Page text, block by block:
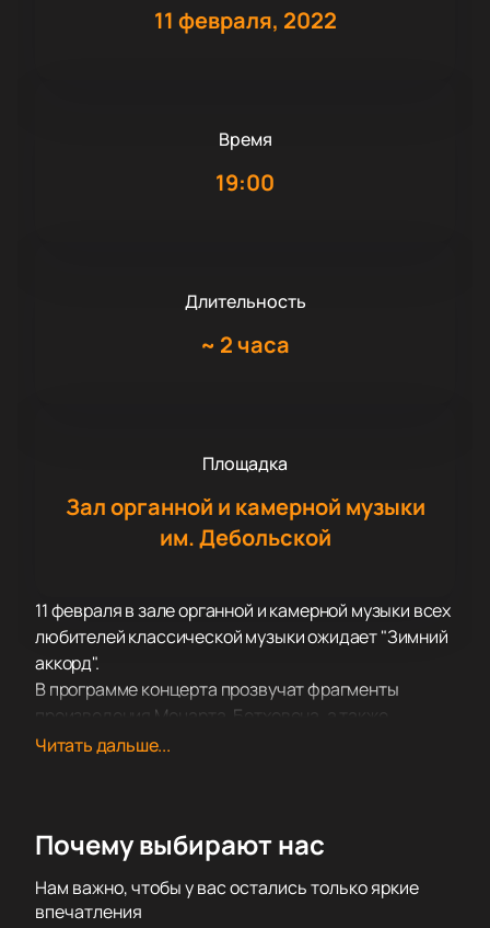
11 февраля, 2022
Время
19:00
Длительность
~ 2 часа
Площадка
Зал органной и камерной музыки
им. Дебольской
11 февраля в зале органной и камерной музыки всех
любителей классической музыки ожидает "Зимний
аккорд".
В программе концерта прозвучат фрагменты
произведения Моцарта, Бетховена, а также
Вивальди и Пуччини, Глинки, Чайковского, Грига и
Азии, странах СНГ. Часто оркестр своей игрой
в концертах филармонии. Не однократно
Читать дальше...
Почему выбирают нас
Нам важно, чтобы у вас остались только яркие
впечатления